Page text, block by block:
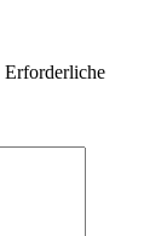
Erforderliche